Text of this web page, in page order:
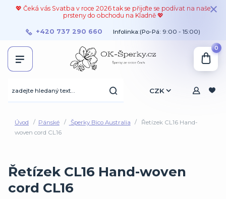
💖 Čeká vás Svatba v roce 2026 tak se přijďte se podívat na naše
prsteny do obchodu na Kladně 💖
CZK
+420 737 290 660 Infolinka:(Po-Pá: 9:00 - 15:00)
0
Úvod Pánské Šperky Bico Australia
Řetízek CL16 Hand-
woven cord CL16
Řetízek CL16 Hand-woven
cord CL16